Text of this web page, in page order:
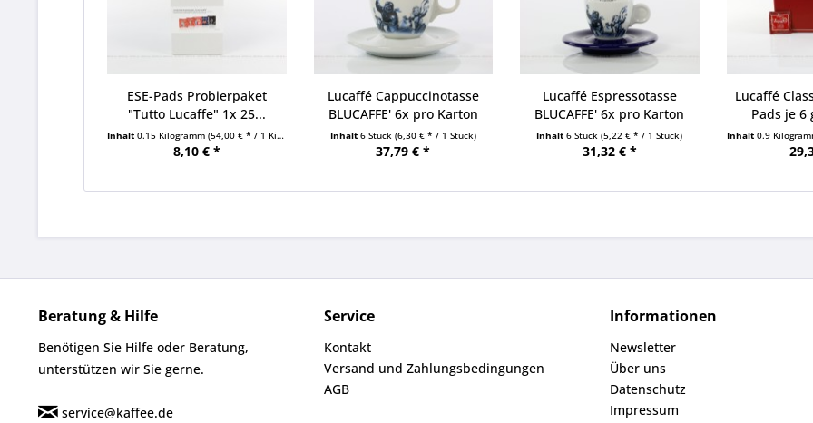
ESE-Pads Probierpaket
"Tutto Lucaffe" 1x 25...
Inhalt 0.15 Kilogramm (54,00 € * / 1 Kilogramm)
8,10 € *
Lucaffé Cappuccinotasse
BLUCAFFE' 6x pro Karton
Inhalt 6 Stück (6,30 € * / 1 Stück)
37,79 € *
Lucaffé Espressotasse
BLUCAFFE' 6x pro Karton
Inhalt6 Stück(5,22 € * / 1 Stück)
31,32 € *
Lucaffé
Pads je 6
Inhalt 0.9
Beratung & Hilfe
Benötigen Sie Hilfe oder Beratung,
unterstützen wir Sie gerne.
service@kaffee.de
Service
Kontakt
Versand und Zahlungsbedingungen
AGB
Informationen
Newsletter
Über uns
Datenschutz
Impressum